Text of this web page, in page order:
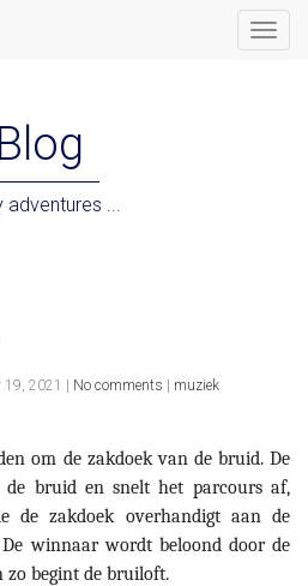
Blog
adventures ...
19, 2021 | No comments muziek
om de zakdoek van de bruid. De
de bruid en snelt het parcours af,
dezakdoek overhandigt aan de
winnaar wordt beloond door de
zo begint de bruiloft.